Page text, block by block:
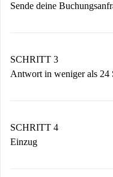
Sende deine
Denk daran, dass
Vermieter zustimmt.
SCHRITT 3
Antwort in weniger als 24
stellen den Kontakt
Wenn der Vermieter
SCHRITT 4
Einzug